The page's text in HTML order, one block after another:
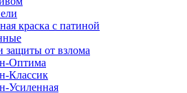
краска с патиной
защиты от взлома
Оптима
Классик
Усиленная